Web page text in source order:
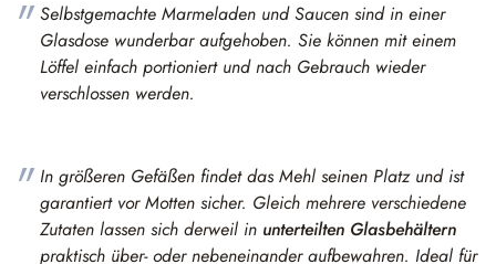
Selbstgemachte Marmeladen und Saucen sind in einer
Glasdose wunderbar aufgehoben. Sie können mit einem
Löffel einfach portioniert und nach Gebrauch wieder
verschlossen werden.
In größeren Gefäßen findet das Mehl seinen Platz und ist
garantiert vor Motten sicher. Gleich mehrere verschiedene
Zutaten lassen sich derweil in unterteilten Glasbehältern
praktisch über- oder nebeneinander aufbewahren. Ideal für